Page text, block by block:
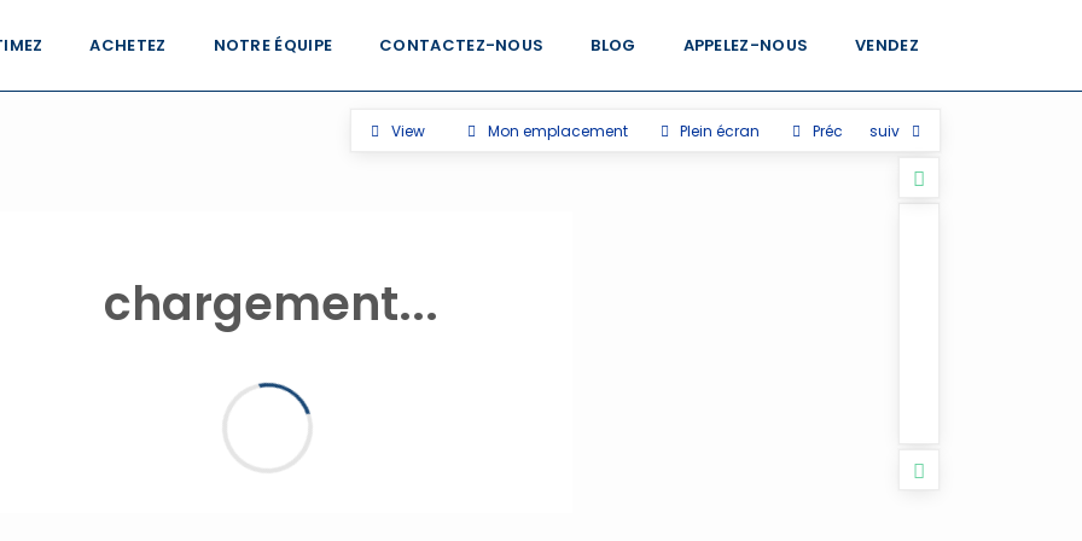
ACHETEZ NOTRE ÉQUIPE CONTACTEZ-NOUS BLOG APPELEZ-NOUS VENDEZ
chargement...
View Mon emplacement Plein écran Préc suiv